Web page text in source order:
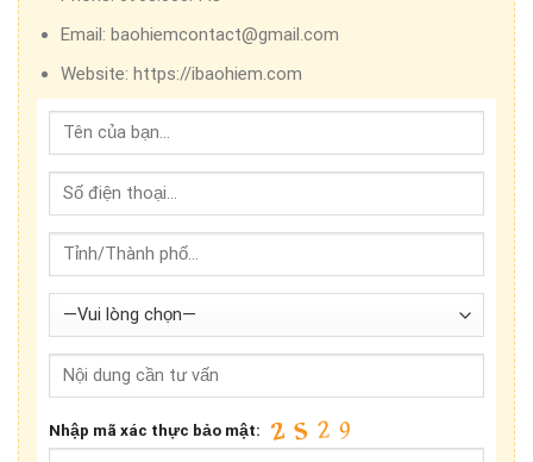
Email: baohiemcontact@gmail.com
Website: https://ibaohiem.com
Nhập mã xác thực bảo mật: